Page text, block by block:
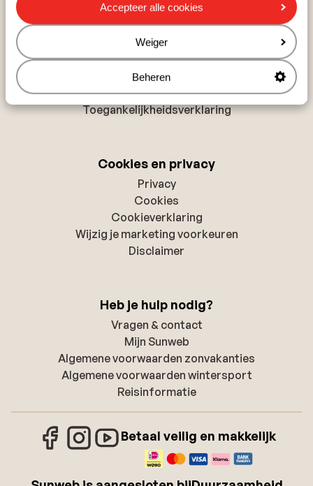
Accepteer alle cookies
Weiger
Beheren
Over Sunweb
Over Sunweb
Verantwoord op vakantie
Vacatures
Pers & media
Toegankelijkheidsverklaring
Cookies en privacy
Privacy
Cookies
Cookieverklaring
Wijzig je marketing voorkeuren
Disclaimer
Heb je hulp nodig?
Vragen & contact
Mijn Sunweb
Algemene voorwaarden zonvakanties
Algemene voorwaarden wintersport
Reisinformatie
Betaal veilig en makkelijk